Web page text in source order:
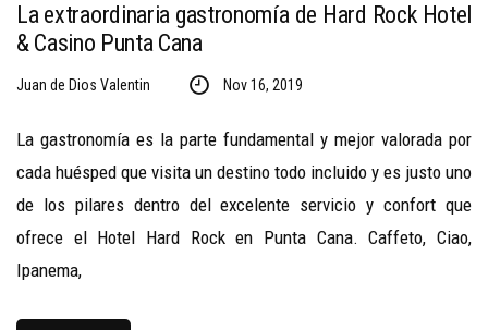
La extraordinaria gastronomía de Hard Rock Hotel
& Casino Punta Cana
Juan de Dios Valentin Nov 16, 2019
La gastronomía es la parte fundamental y mejor valorada por
cada huésped que visita un destino todo incluido y es justo uno
de los pilares dentro del excelente servicio y confort que
ofrece el Hotel Hard Rock en Punta Cana. Caffeto, Ciao,
Ipanema,